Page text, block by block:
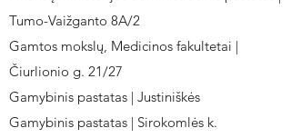
Tumo-Vaižganto 8A/2
Gamtos mokslų, Medicinos fakultetai |
Čiurlionio g. 21/27
Gamybinis pastatas | Justiniškės
Gamybinis pastatas | Sirokomlės k.